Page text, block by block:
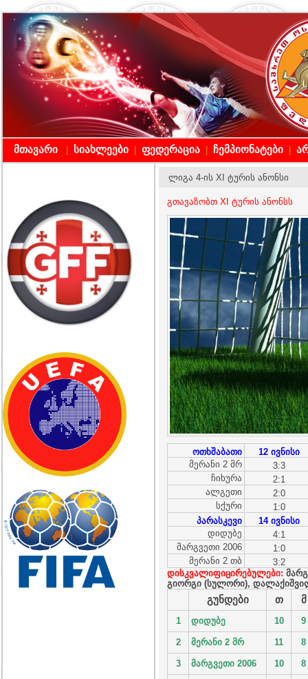
მთავარი სიახლეები ფედერაცია ჩემპიონატები
ლიგა 4-ის XI ტურის ანონსი
გთავაზობთ XI ტურის ანონსს
ოთხშაბათი
12 ივნისი
მერანი 2 მრ
3:3
ჩიხურა
2:1
ალგეთი
2:0
სქური
1:0
პარასკევი
14 ივნისი
დიდუბე
4:1
მარგვეთი 2006
1:0
მერანი 2 თბ
3:2
დისკვალიფიცირებულები:
გიორგი (სულორი),
გუნდები თ მ
1 დიდუბე 10 9
2 მერანი 2 მრ 11 8
3 მარგვეთი 2006 10 8